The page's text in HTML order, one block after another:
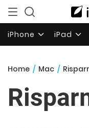
iPhone iPad
Home / Mac /